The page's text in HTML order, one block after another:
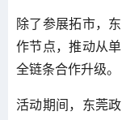
除了参展拓市，
作节点，推动从
全链条合作升级。
活动期间，东莞